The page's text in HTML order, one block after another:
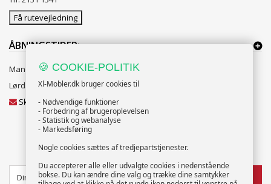
Få rutevejledning
ÅBNINGSTIDER:
Mandag til Fredag 10:00 til 18:00
Lørdag og Søndag 10:00 til 16:00
Skriv til vores kundeservice
NYHEDSBREV
TILMELD
🍪 COOKIE-POLITIK
Xl-Mobler.dk bruger cookies til
- Nødvendige funktioner
- Forbedring af brugeroplevelsen
- Statistik og webanalyse
- Markedsføring
Nogle cookies sættes af tredjepartstjenester.
Du accepterer alle eller udvalgte cookies i nedenstående
bokse. Du kan ændre dine valg og trække dine samtykker